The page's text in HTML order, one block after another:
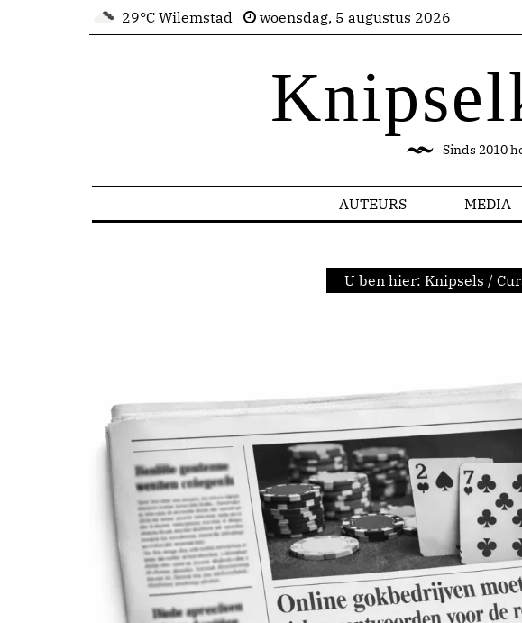
29°C Wilemstad woensdag, 5 augustus 2026
Sinds 2010
AUTEURS MEDIA
U ben hier: Knipsels /